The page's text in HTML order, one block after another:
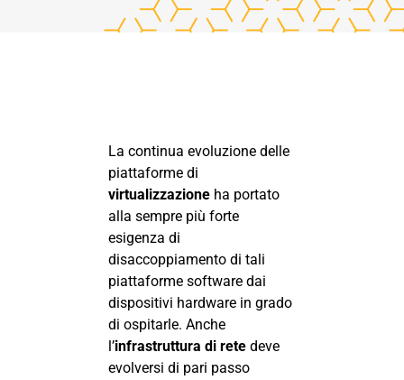
La continua evoluzione delle
piattaforme di
virtualizzazione ha portato
alla sempre più forte
esigenza di
disaccoppiamento di tali
piattaforme software dai
dispositivi hardware in grado
di ospitarle. Anche
l’infrastruttura di rete deve
evolversi di pari passo